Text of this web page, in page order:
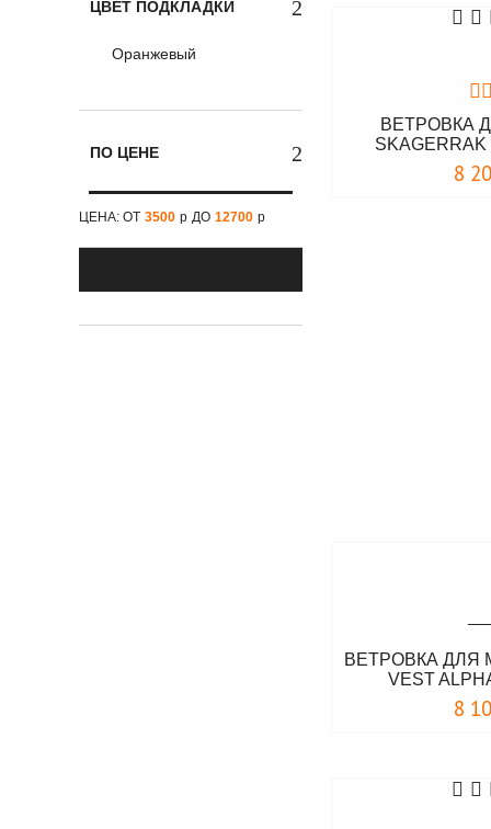
песочный
темно-синий
темный камуфляж
ЦВЕТ ПОДКЛАДКИ
Оранжевый
ПО ЦЕНЕ
ЦЕНА: ОТ 3500 р ДО 12700 р
ВЕТРОВКА
8
ВЕТРОВКА ДЛЯ
VEST
8